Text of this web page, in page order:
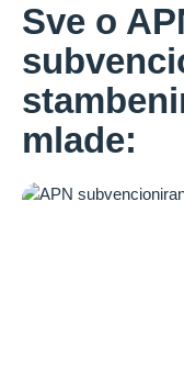
Sve o
mlade: